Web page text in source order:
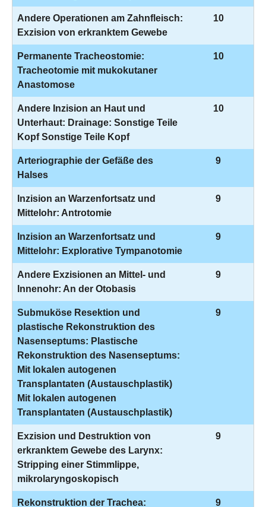
Andere Operationen am Zahnfleisch:
Exzision von erkranktem Gewebe
10
Permanente Tracheostomie:
Tracheotomie mit mukokutaner
Anastomose
10
Andere Inzision an Haut und
Unterhaut: Drainage: Sonstige Teile
Kopf Sonstige Teile Kopf
10
Arteriographie der Gefäße des
Halses
9
Inzision an Warzenfortsatz und
Mittelohr: Antrotomie
9
Inzision an Warzenfortsatz und
Mittelohr: Explorative Tympanotomie
9
Andere Exzisionen an Mittel- und
Innenohr: An der Otobasis
9
Submuköse Resektion und
plastische Rekonstruktion des
Nasenseptums: Plastische
Rekonstruktion des Nasenseptums:
Mit lokalen autogenen
Transplantaten (Austauschplastik)
Mit lokalen autogenen
Transplantaten (Austauschplastik)
9
Exzision und Destruktion von
erkranktem Gewebe des Larynx:
Stripping einer Stimmlippe,
mikrolaryngoskopisch
9
Rekonstruktion der Trachea:
9